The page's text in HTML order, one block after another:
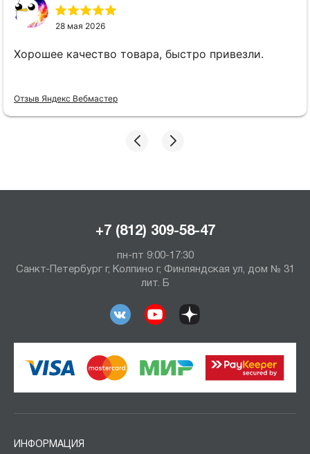
28 мая 2026
Хорошее качество товара, быстро привезли.
Отзыв Яндекс Вебмастер
+7 (812) 309-58-47
пн-пт 9:00-17:30
Санкт-Петербург г, Колпино г, Финляндская ул, дом № 31
лит. Б
ИНФОРМАЦИЯ